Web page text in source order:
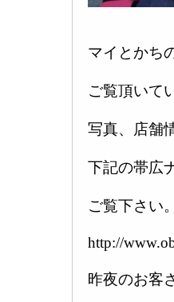
マイとかち
ご覧頂いて
写真、店舗
下記の帯広
ご覧下さい。
http://
昨夜のお客